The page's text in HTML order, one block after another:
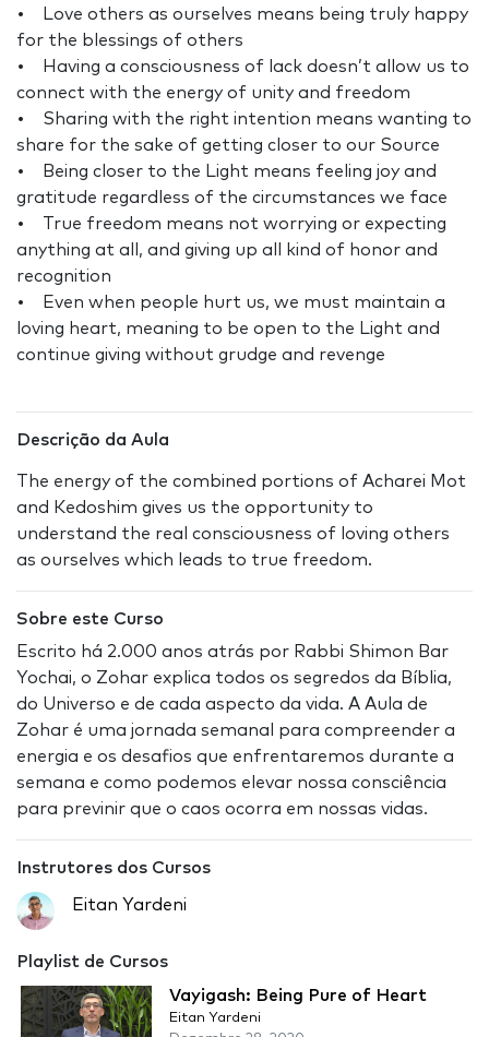
• Love others as ourselves means being truly happy
for the blessings of others
• Having a consciousness of lack doesn’t allow us to
connect with the energy of unity and freedom
• Sharing with the right intention means wanting to
share for the sake of getting closer to our Source
• Being closer to the Light means feeling joy and
gratitude regardless of the circumstances we face
• True freedom means not worrying or expecting
anything at all, and giving up all kind of honor and
recognition
• Even when people hurt us, we must maintain a
loving heart, meaning to be open to the Light and
continue giving without grudge and revenge
Descrição da Aula
The energy of the combined portions of Acharei Mot
and Kedoshim gives us the opportunity to
understand the real consciousness of loving others
as ourselves which leads to true freedom.
Sobre este Curso
Escrito há 2.000 anos atrás por Rabbi Shimon Bar
Yochai, o Zohar explica todos os segredos da Bíblia,
do Universo e de cada aspecto da vida. A Aula de
Zohar é uma jornada semanal para compreender a
energia e os desafios que enfrentaremos durante a
semana e como podemos elevar nossa consciência
para previnir que o caos ocorra em nossas vidas.
Instrutores dos Cursos
Eitan Yardeni
Playlist de Cursos
Vayigash: Being Pure of Heart
Eitan Yardeni